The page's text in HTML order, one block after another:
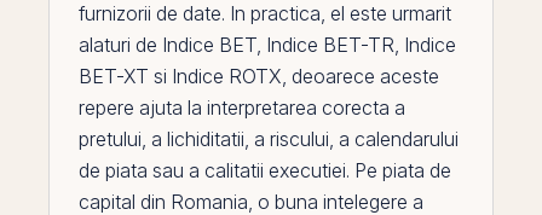
furnizorii de date. In practica, el este urmarit
alaturi de Indice BET, Indice BET-TR, Indice
BET-XT si Indice ROTX, deoarece aceste
repere ajuta la interpretarea corecta a
pretului, a lichiditatii, a riscului, a calendarului
de piata sau a calitatii executiei. Pe piata de
capital din Romania, o buna intelegere a